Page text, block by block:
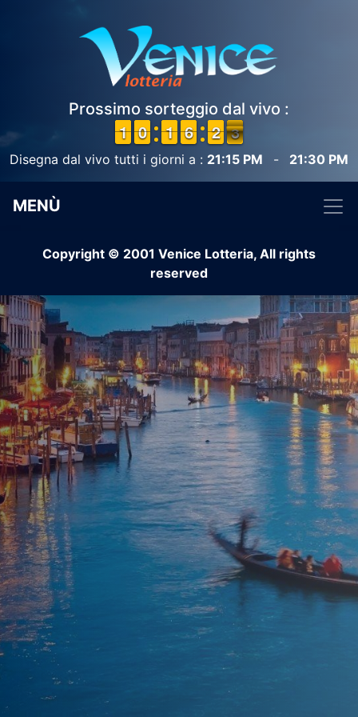
Prossimo sorteggio dal vivo :
1
1
1
1 9
9
0
0 1
1
1
1 5
5
6
6 1
1
2
2 3
2
2
Disegna dal vivo tutti i giorni a : 21:15 PM - 21:30 PM
MENÙ
Copyright © 2001 Venice Lotteria, All rights
reserved